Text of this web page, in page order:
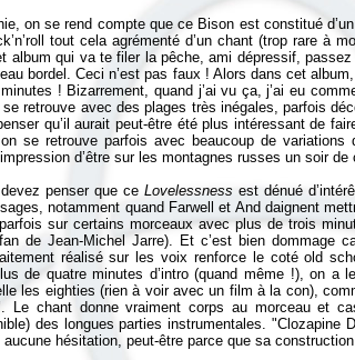
on se rend compte que ce Bison est constitué
tout cela agrémenté d’un chant (trop rare à
album qui va te filer la pêche, ami dépressif,
bordel. Ceci n’est pas faux ! Alors dans cet
! Bizarrement, quand j’ai vu ça, j’ai eu
retrouve avec des plages très inégales, parfois
qu’il aurait peut-être été plus intéressant de
se retrouve parfois avec beaucoup de
d’être sur les montagnes russes un soir de
penser que ceLovelessness est dénué
notamment quand Farwell et And daignent
sur certains morceaux avec plus de trois
de Jean-Michel Jarre). Et c’est bien dommage
réalisé sur les voix renforce le coté old
de quatre minutes d’intro (quand même !), on a
les eighties (rien à voir avec un film à la con),
Le chant donne vraiment corps au morceau et
des longues parties instrumentales. "Clozapine
aucune hésitation, peut-être parce que sa